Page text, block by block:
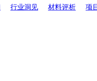
行业洞见 材料评析 项